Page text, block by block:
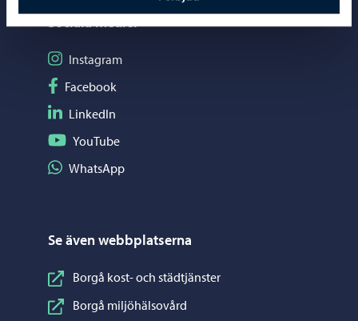
Sociala medier
Följ på Instagram
Instagram
Följ på Facebook
Facebook
Följ på LinkedIn
LinkedIn
Följ på YouTube
YouTube
Dela på WhatsApp
WhatsApp
Se även webbplatserna
Borgå kost- och städtjänster
Borgå miljöhälsovård